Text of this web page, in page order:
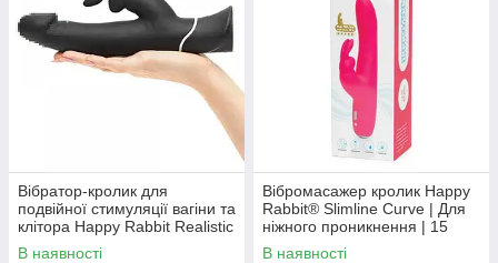
Вібратор-кролик для
подвійної стимуляції вагіни та
клітора Happy Rabbit Realistic
В наявності
Вібромасажер кролик Happy
Rabbit® Slimline Curve | Для
ніжного проникнення | 15
режимів
В наявності